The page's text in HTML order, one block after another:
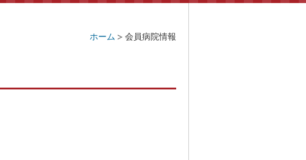
ホーム 会員病院情報